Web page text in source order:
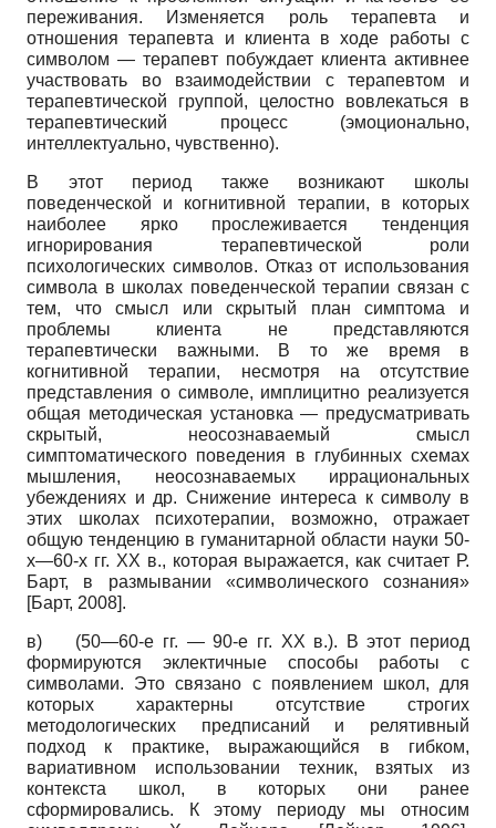
переживания. Изменяется роль терапевта и
отношения терапевта и клиента в ходе работы с
символом — терапевт побуждает клиента активнее
участвовать во взаимодействии с терапевтом и
терапевтической группой, целостно вовлекаться в
терапевтический процесс (эмоционально,
интеллектуально, чувственно).
В этот период также возникают школы
поведенческой и когнитивной терапии, в которых
наиболее ярко прослеживается тенденция
игнорирования терапевтической роли
психологических символов. Отказ от использования
символа в школах поведенческой терапии связан с
тем, что смысл или скрытый план симптома и
проблемы клиента не представляются
терапевтически важными. В то же время в
когнитивной терапии, несмотря на отсутствие
представления о символе, имплицитно реализуется
общая методическая установка — предусматривать
скрытый, неосознаваемый смысл
симптоматического поведения в глубинных схемах
мышления, неосознаваемых иррациональных
убеждениях и др. Снижение интереса к символу в
этих школах психотерапии, возможно, отражает
общую тенденцию в гуманитарной области науки 50-
х—60-х гг. XX в., которая выражается, как считает Р.
Барт, в размывании «символического сознания»
[Барт, 2008].
в) (50—60-е гг. — 90-е гг. XX в.). В этот период
формируются эклектичные способы работы с
символами. Это связано с появлением школ, для
которых характерны отсутствие строгих
методологических предписаний и релятивный
подход к практике, выражающийся в гибком,
вариативном использовании техник, взятых из
контекста школ, в которых они ранее
сформировались. К этому периоду мы относим